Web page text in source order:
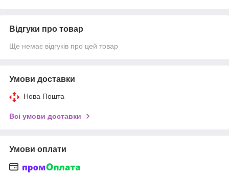
Відгуки про товар
Ще немає відгуків про цей товар
Умови доставки
Нова Пошта
Всі умови доставки
Умови оплати